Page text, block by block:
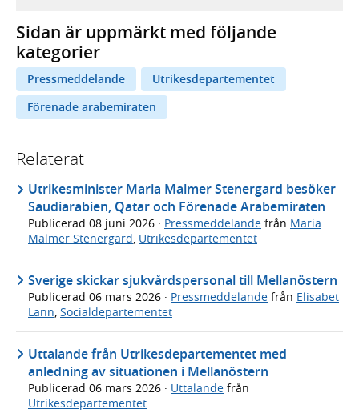
Sidan är uppmärkt med följande
kategorier
Pressmeddelande
Utrikesdepartementet
Förenade arabemiraten
Relaterat
Utrikesminister Maria Malmer Stenergard besöker
Saudiarabien, Qatar och Förenade Arabemiraten
Publicerad 08 juni 2026 · Pressmeddelande från Maria
Malmer Stenergard, Utrikesdepartementet
Sverige skickar sjukvårdspersonal till Mellanöstern
Publicerad 06 mars 2026 · Pressmeddelande från Elisabet
Lann, Socialdepartementet
Uttalande från Utrikesdepartementet med
anledning av situationen i Mellanöstern
Publicerad 06 mars 2026 · Uttalande från
Utrikesdepartementet